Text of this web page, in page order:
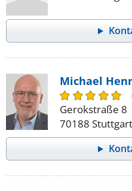
Michael
Gerokstraße 8
70188 Stuttgart